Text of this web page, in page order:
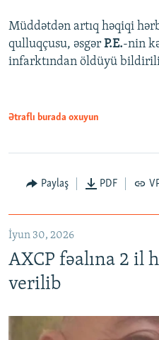
Müddətdən artıq həqiqi
qulluqçusu, əsgər P.E.-nin
infarktından öldüyü
Ətraflı burada oxuyun
Paylaş PDF
İyun 30, 2026
AXCP fəalına 2 il
verilib